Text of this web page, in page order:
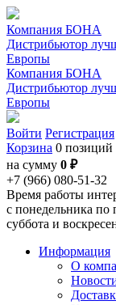
Компания БОНА
Дистрибьютор
Европы
Компания БОНА
Дистрибьютор
Европы
Войти Регистрация
Корзина 0 позиций
на сумму 0 ₽
+7 (966) 080-51-32
Время работы
с понедельника по
суббота и
Информация
О